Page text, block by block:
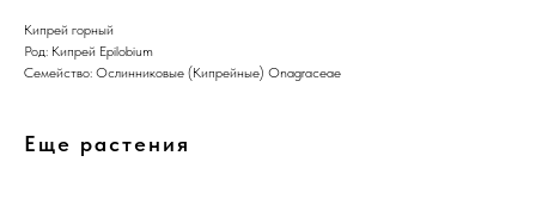
Кипрей горный
Род: Кипрей Epilobium
Семейство: Ослинниковые (Кипрейные) Onagraceae
Еще растения